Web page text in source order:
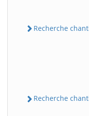
Recherche
Recherche